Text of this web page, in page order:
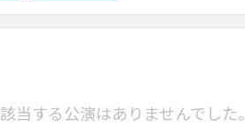
該当する公演はありませんでした。